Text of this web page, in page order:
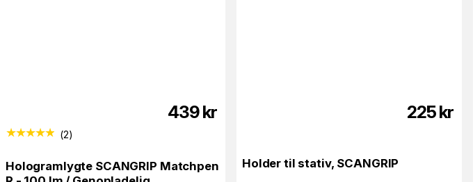
439kr
(2)
Hologramlygte SCANGRIP Matchpen
225kr
Holder til stativ, SCANGRIP